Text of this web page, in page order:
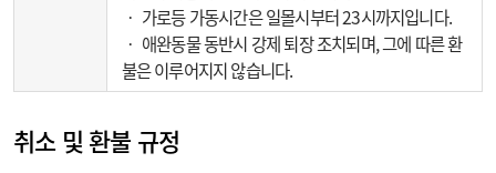
‧ 가로등 가동시간은 일몰시부터 23시까지입니다.
‧ 애완동물 동반시 강제 퇴장 조치되며, 그에 따른 환
불은 이루어지지 않습니다.
취소 및 환불 규정